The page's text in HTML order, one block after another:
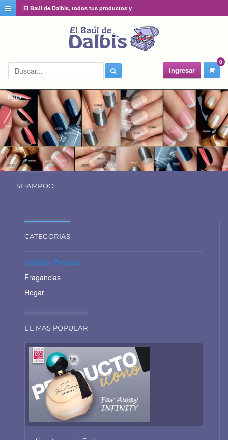
El Baúl de Dalbis, todos tus productos y
0
Ingresar
SHAMPOO
CATEGORIAS
Cuidado Personal
Fragancias
Hogar
EL MAS POPULAR